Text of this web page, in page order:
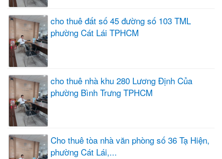
cho thuê đất số 45 đường số 103 TML
phường Cát Lái TPHCM
cho thuê nhà khu 280 Lương Định Của
phường Bình Trưng TPHCM
Cho thuê tòa nhà văn phòng số 36 Tạ Hiện,
phường Cát Lái,...